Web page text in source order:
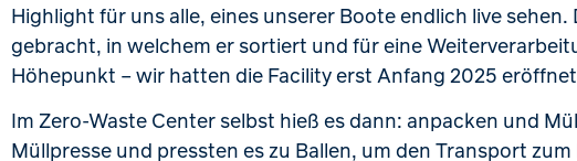
Highlight für uns alle, eines unserer Boote endlich live
gebracht, in welchem er sortiert und für eine
Höhepunkt – wir hatten die Facility erst Anfang 2025
Im Zero-Waste Center selbst hieß es dann: anpacken und
Müllpresse und pressten es zu Ballen, um den Transport